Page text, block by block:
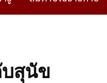
บสุนัข